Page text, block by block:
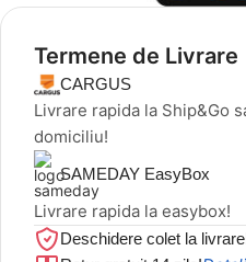
Termene de Livrare
CARGUS
Livrare rapida la Ship&Go
domiciliu!
SAMEDAY EasyBox
Livrare rapida la easybox!
Deschidere colet la